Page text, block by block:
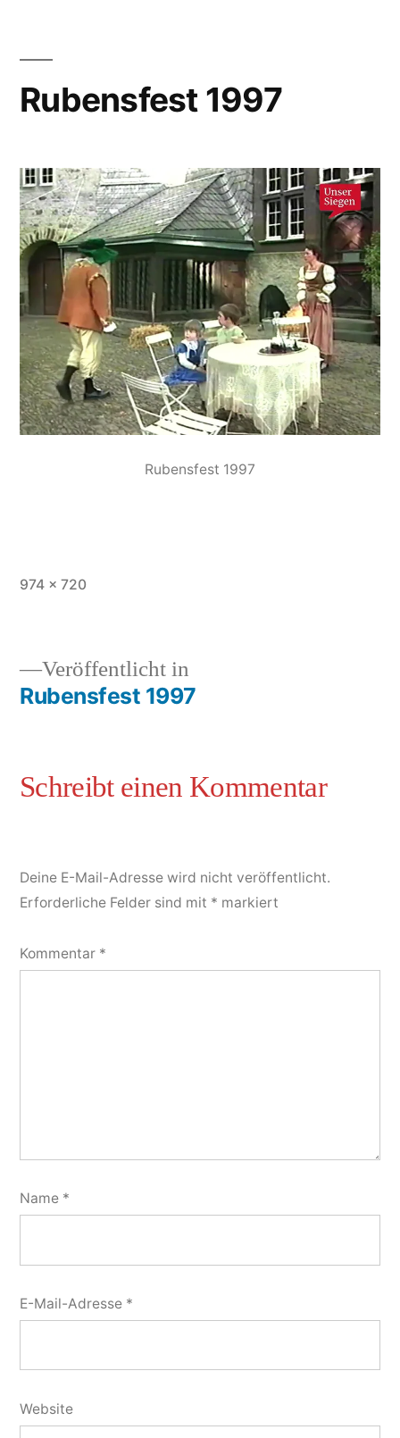
Rubensfest 1997
Rubensfest 1997
974 × 720
Veröffentlicht in
Rubensfest 1997
Deine E-Mail-Adresse wird nicht veröffentlicht.
Erforderliche Felder sind mit * markiert
Kommentar *
Name *
E-Mail-Adresse *
Website